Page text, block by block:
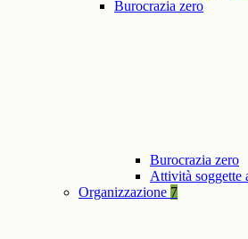
Burocrazia zero
Burocrazia zero
Attività soggette
Organizzazione 7